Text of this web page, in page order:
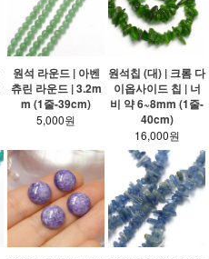
원석 라운드 | 아벤
츄린 라운드 | 3.2m
m (1줄-39cm)
5,000원
원석칩 (대) | 크롬 다
이옵사이드 칩 | 너
비 약 6~8mm (1줄-
40cm)
16,000원